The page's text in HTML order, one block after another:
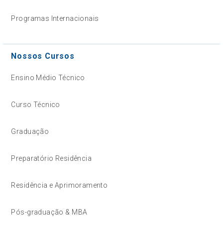
Programas Internacionais
Nossos Cursos
Ensino Médio Técnico
Curso Técnico
Graduação
Preparatório Residência
Residência e Aprimoramento
Pós-graduação & MBA